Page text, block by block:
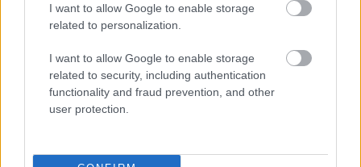
I want to allow Google to enable storage
related to personalization.
I want to allow Google to enable storage
related to security, including authentication
functionality and fraud prevention, and other
user protection.
Tetszett a cikk? Megosztanád?
CÍMKÉK: #FRADI #FERENCVÁROS
#BAJNOKOK LIGÁJA
#BL-EL
#BL-SELEJTEZŐ #LOVRENCSICS GERGŐ